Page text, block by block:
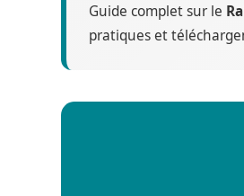
Guide complet sur le
pratiques et